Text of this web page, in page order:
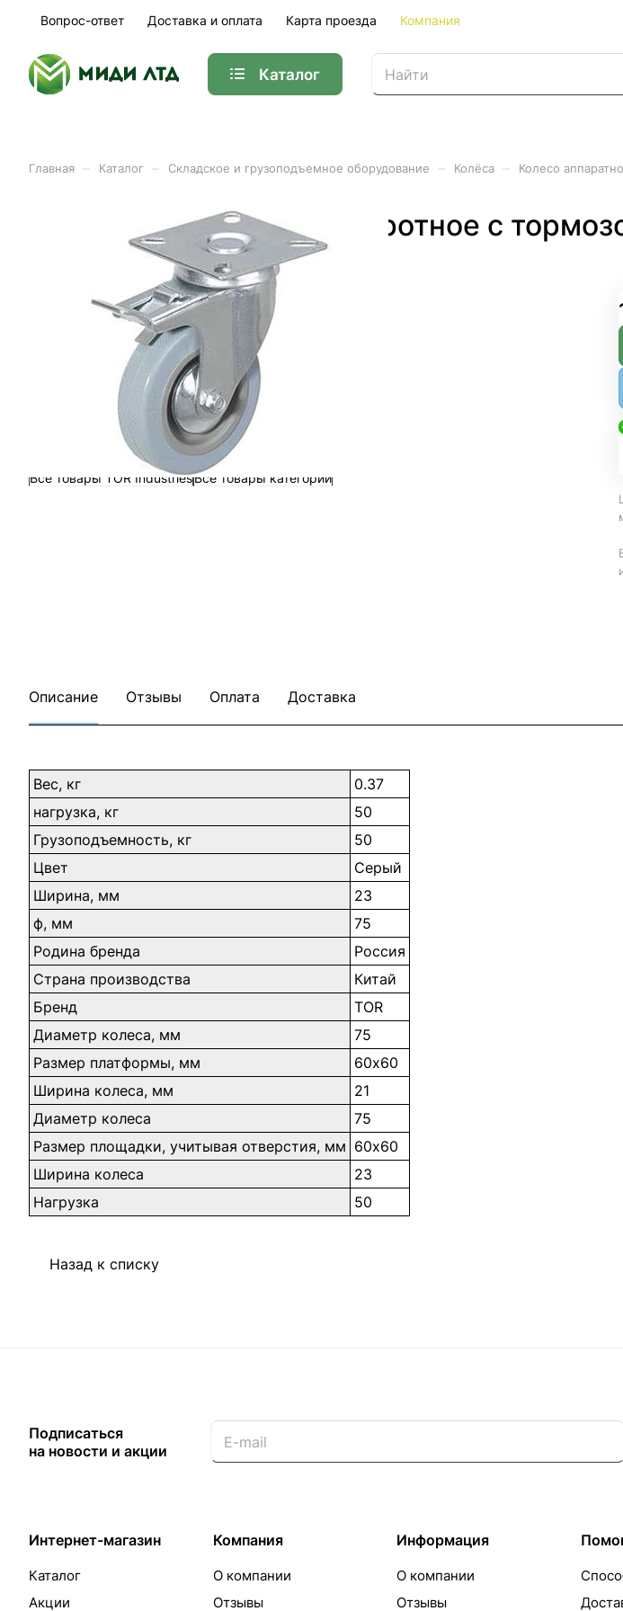
Вопрос-ответ Доставка и оплата Карта проезда Компания
Каталог
Главная Каталог Складское и грузоподъемное оборудование Колёса Колесо
Колесо аппаратное поворотное с
Все товары TOR IndustriesВсе товары категории
Описание Отзывы Оплата Доставка
Вес, кг
0.37
нагрузка, кг
50
Грузоподъемность, кг
50
Цвет
Серый
Ширина, мм
23
ф, мм
75
Родина бренда
Россия
Страна производства
Китай
Бренд
TOR
Диаметр колеса, мм
75
Размер платформы, мм
60х60
Ширина колеса, мм
21
Диаметр колеса
75
Размер площадки, учитывая отверстия, мм 60х60
Ширина колеса
23
Нагрузка
50
Назад к списку
Подписаться
на новости и акции
Интернет-магазин
Каталог
Акции
Компания
О компании
Отзывы
Информация
О компании
Отзывы